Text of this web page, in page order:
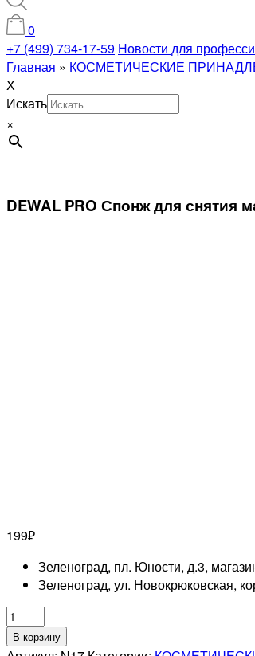
0
+7 (499) 734-17-59 Новости для
Главная » КОСМЕТИЧЕСКИЕ
X
Искать
×
DEWAL PRO Спонж для снятия
199₽
Зеленоград, пл. Юности, д.3,
Зеленоград, ул. Новокрюковская,
Количество
товара
DEWAL
В корзину